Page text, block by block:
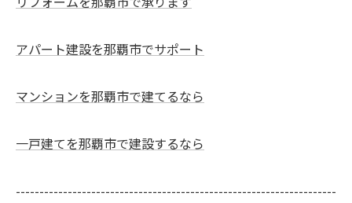
アパート建設を那覇市でサポート
マンションを那覇市で建てるなら
一戸建てを那覇市で建設するなら
--------------------------------------------------------------------